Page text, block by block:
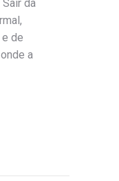
da
de
a